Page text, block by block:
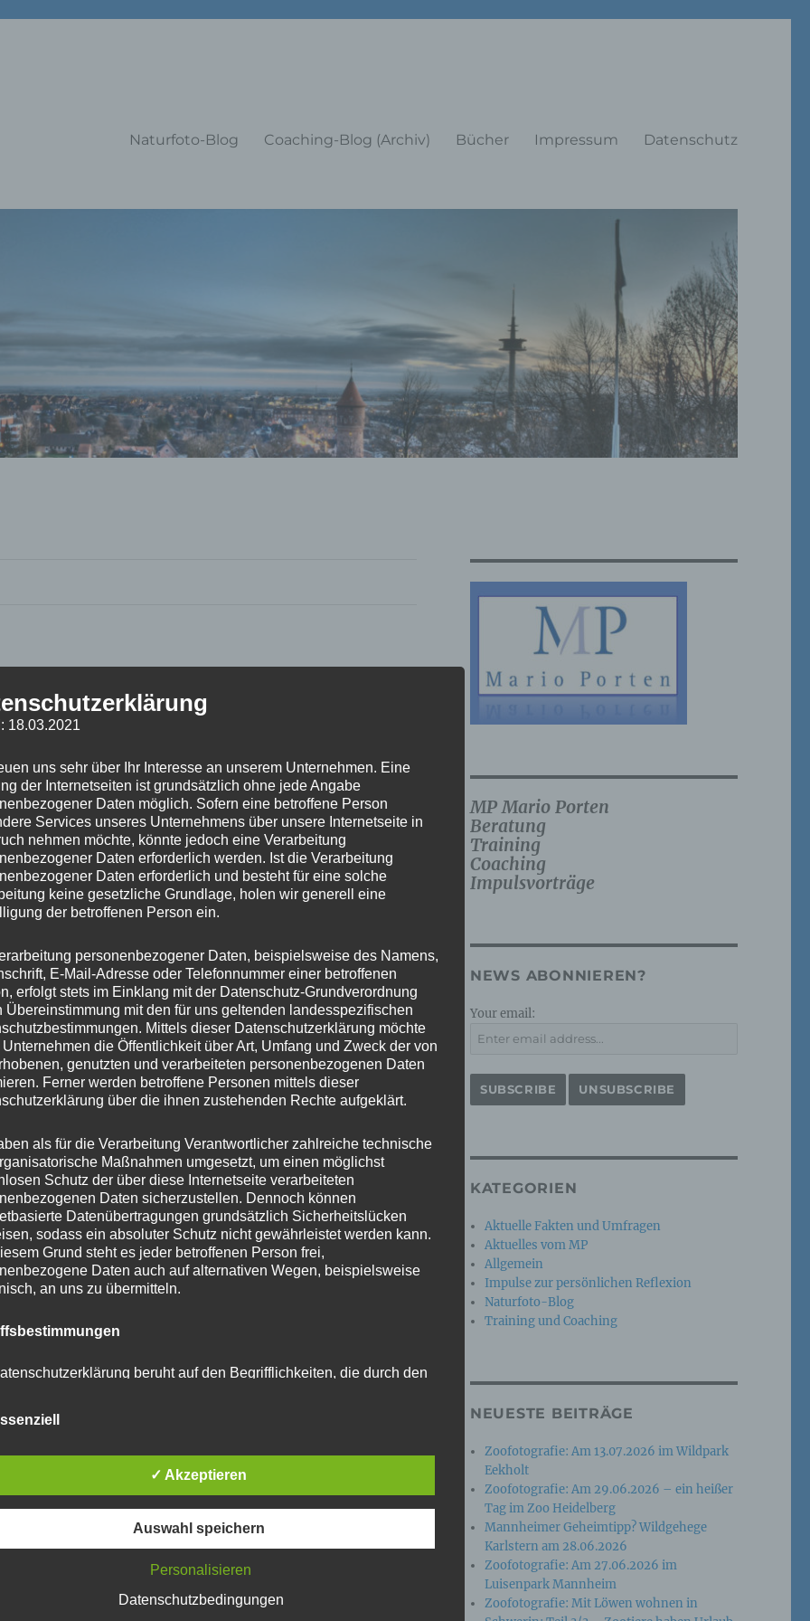
Naturfoto-Blog Coaching-Blog (Archiv) Bücher Impressum Datenschutz
abzugeben.
reduzieren.
MP Mario Porten
Beratung
Training
Coaching
Impulsvorträge
NEWS ABONNIEREN?
Your email:
KATEGORIEN
Aktuelle Fakten und Umfragen
Aktuelles vom MP
Allgemein
Impulse zur persönlichen Reflexion
Naturfoto-Blog
Training und Coaching
NEUESTE BEITRÄGE
Zoofotografie: Am 13.07.2026 im Wildpark
Eekholt
Zoofotografie: Am 29.06.2026 – ein heißer
Tag im Zoo Heidelberg
Mannheimer Geheimtipp? Wildgehege
Karlstern am 28.06.2026
Zoofotografie: Am 27.06.2026 im
Luisenpark Mannheim
Zoofotografie: Mit Löwen wohnen in
18.03.2021
uns sehr über Ihr Interesse an unserem Unternehmen. Eine
der Internetseiten ist grundsätzlich ohne jede Angabe
Daten möglich. Sofern eine betroffene Person
Services unseres Unternehmens über unsere Internetseite in
nehmen möchte, könnte jedoch eine Verarbeitung
Daten erforderlich werden. Ist die Verarbeitung
Daten erforderlich und besteht für eine solche
keine gesetzliche Grundlage, holen wir generell eine
der betroffenen Person ein.
personenbezogener Daten, beispielsweise des Namens,
E-Mail-Adresse oder Telefonnummer einer betroffenen
erfolgt stets im Einklang mit der Datenschutz-Grundverordnung
Übereinstimmung mit den für uns geltenden landesspezifischen
Mittels dieser Datenschutzerklärung möchte
Unternehmen die Öffentlichkeit über Art, Umfang und Zweck der von
genutzten und verarbeiteten personenbezogenen Daten
Ferner werden betroffene Personen mittels dieser
über die ihnen zustehenden Rechte aufgeklärt.
als für die Verarbeitung Verantwortlicher zahlreiche technische
Maßnahmen umgesetzt, um einen möglichst
Schutz der über diese Internetseite verarbeiteten
Daten sicherzustellen. Dennoch können
Datenübertragungen grundsätzlich Sicherheitslücken
sodass ein absoluter Schutz nicht gewährleistet werden kann.
Grund steht es jeder betroffenen Person frei,
Daten auch auf alternativen Wegen, beispielsweise
an uns zu übermitteln.
beruht auf den Begrifflichkeiten, die durch den
Grundverordnung (DS-GVO) verwendet wurden. Unsere
soll sowohl für die Öffentlichkeit als auch für unsere
gewährleisten, möchten wir vorab die verwendeten
in dieser Datenschutzerklärung unter anderem die
✓ Akzeptieren
Auswahl speichern
Personalisieren
Datenschutzbedingungen